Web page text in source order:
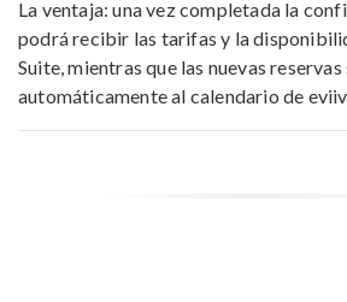
La ventaja: una vez completada la
podrá recibir las tarifas y la
Suite, mientras que las nuevas
automáticamente al calendario de